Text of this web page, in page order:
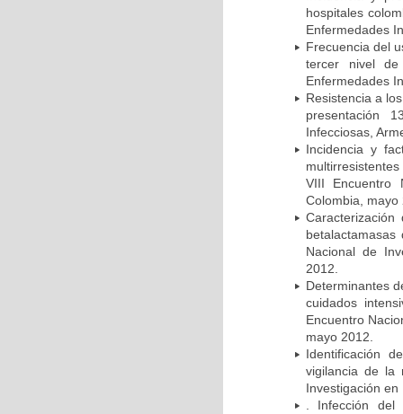
hospitales
Enfermedades
Frecuencia del
tercer nivel de
Enfermedades
Resistencia a
presentación
Infecciosas,
Incidencia y
VIII Encuentro
Colombia, mayo
Nacional de
2012.
Determinantes
cuidados
Encuentro
mayo 2012.
Identificación
vigilancia de la
Investigación
. Infección